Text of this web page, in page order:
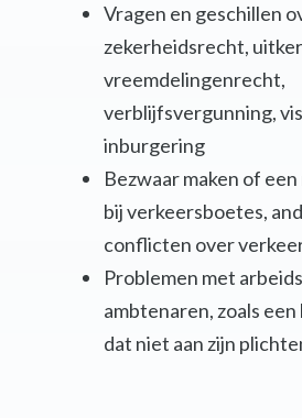
Vragen en geschillen
zekerheidsrecht,
vreemdelingenrecht,
verblijfsvergunning,
inburgering
Bezwaar maken of
bij verkeersboetes,
conflicten over
Problemen met
ambtenaren, zoals
dat niet aan zijn